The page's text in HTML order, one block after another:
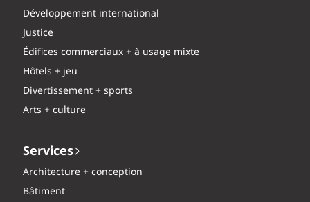
Développement international
Justice
Édifices commerciaux + à usage mixte
Hôtels + jeu
Divertissement + sports
Arts + culture
Services
Architecture + conception
Bâtiment